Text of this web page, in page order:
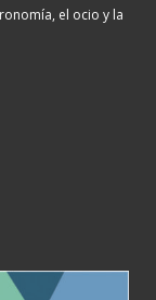
el ocio y la